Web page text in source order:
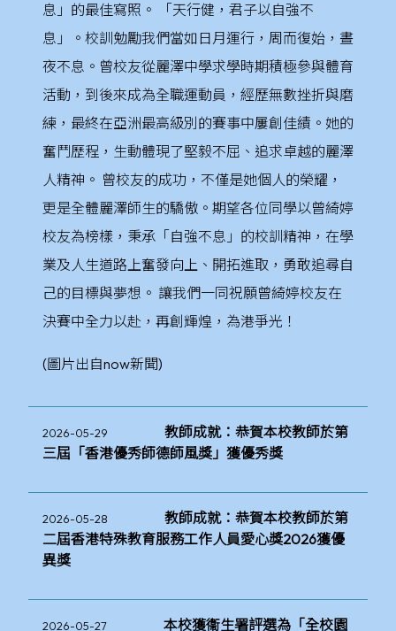
息」的最佳寫照。 「天行健，君子以自強不
息」。校訓勉勵我們當如日月運行，周而復始，晝
夜不息。曾校友從麗澤中學求學時期積極參與體育
活動，到後來成為全職運動員，經歷無數挫折與磨
練，最終在亞洲最高級別的賽事中屢創佳績。她的
奮鬥歷程，生動體現了堅毅不屈、追求卓越的麗澤
人精神。 曾校友的成功，不僅是她個人的榮耀，
更是全體麗澤師生的驕傲。期望各位同學以曾綺婷
校友為榜樣，秉承「自強不息」的校訓精神，在學
業及人生道路上奮發向上、開拓進取，勇敢追尋自
己的目標與夢想。 讓我們一同祝願曾綺婷校友在
決賽中全力以赴，再創輝煌，為港爭光！
(圖片出自now新聞)
2026-05-29
教師成就：恭賀本校教師於第
三屆「香港優秀師德師風獎」獲優秀獎
2026-05-28
教師成就：恭賀本校教師於第
二屆香港特殊教育服務工作人員愛心獎2026獲優
異獎
2026-05-27
本校獲衞生署評選為「全校園